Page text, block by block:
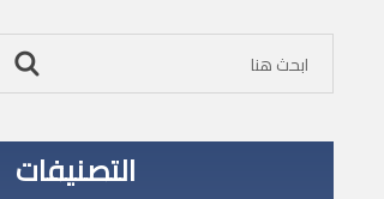
التصنيفات